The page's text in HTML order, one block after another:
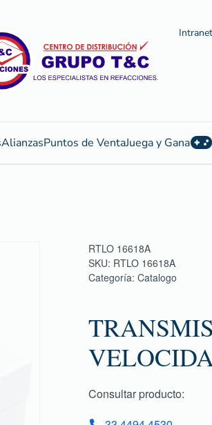
Intranet
AlianzasPuntos de VentaJuega y Gana
RTLO 16618A
SKU: RTLO 16618A
Categoría: Catalogo
Consultar producto: